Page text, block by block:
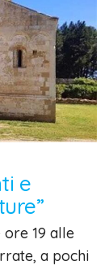
e
ore 19 alle
a pochi